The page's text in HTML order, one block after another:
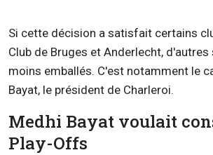
Si cette décision a satisfait certains
Club de Bruges et Anderlecht,
moins emballés. C'est notamment le
Bayat, le président de Charleroi.
Medhi Bayat voulait
Play-Offs